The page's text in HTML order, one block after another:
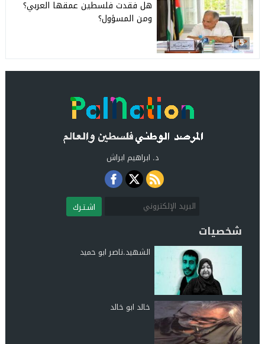
5
هل فقدت فلسطين عمقها العربي؟
ومن المسؤول؟
د. ابراهيم ابراش
اشـتـرك
شخصيات
الشهيد.ناصر ابو حميد
خالد ابو خالد